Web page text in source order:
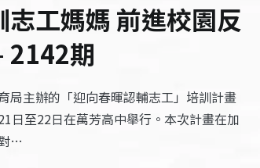
志工媽媽 前進校園反
2142期
局主辦的「迎向春暉認輔志工」培訓計畫
日至22日在萬芳高中舉行。本次計畫在加
…